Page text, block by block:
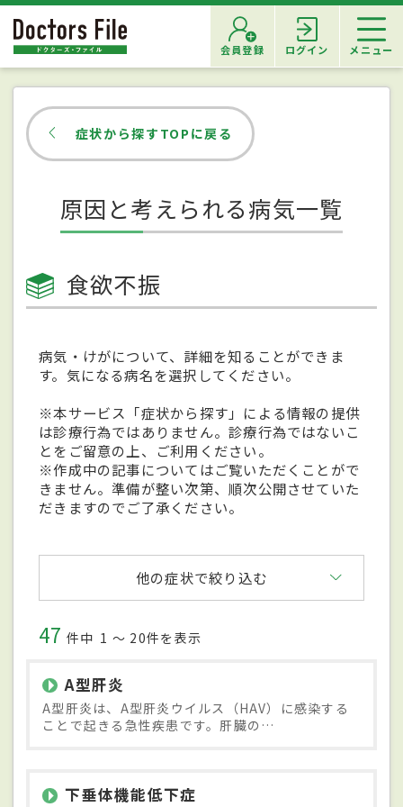
会員登録 ログイン メニュー
症状から探すTOPに戻る
原因と考えられる病気一覧
食欲不振
病気・けがについて、詳細を知ることができま
す。気になる病名を選択してください。
※本サービス「症状から探す」による情報の提供
は診療行為ではありません。診療行為ではないこ
とをご留意の上、ご利用ください。
※作成中の記事についてはご覧いただくことがで
きません。準備が整い次第、順次公開させていた
だきますのでご了承ください。
他の症状で絞り込む
47 件中 1 〜 20件を表示
A型肝炎
A型肝炎は、A型肝炎ウイルス（HAV）に感染する
ことで起きる急性疾患です。肝臓の…
下垂体機能低下症